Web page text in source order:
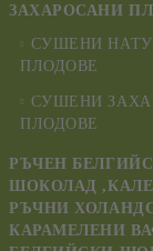
ЗАХАРОСАНИ
СУШЕНИ
ПЛОДОВЕ
СУШЕНИ
ПЛОДОВЕ
РЪЧЕН
ШОКОЛАД
РЪЧНИ
КАРАМЕЛЕНИ